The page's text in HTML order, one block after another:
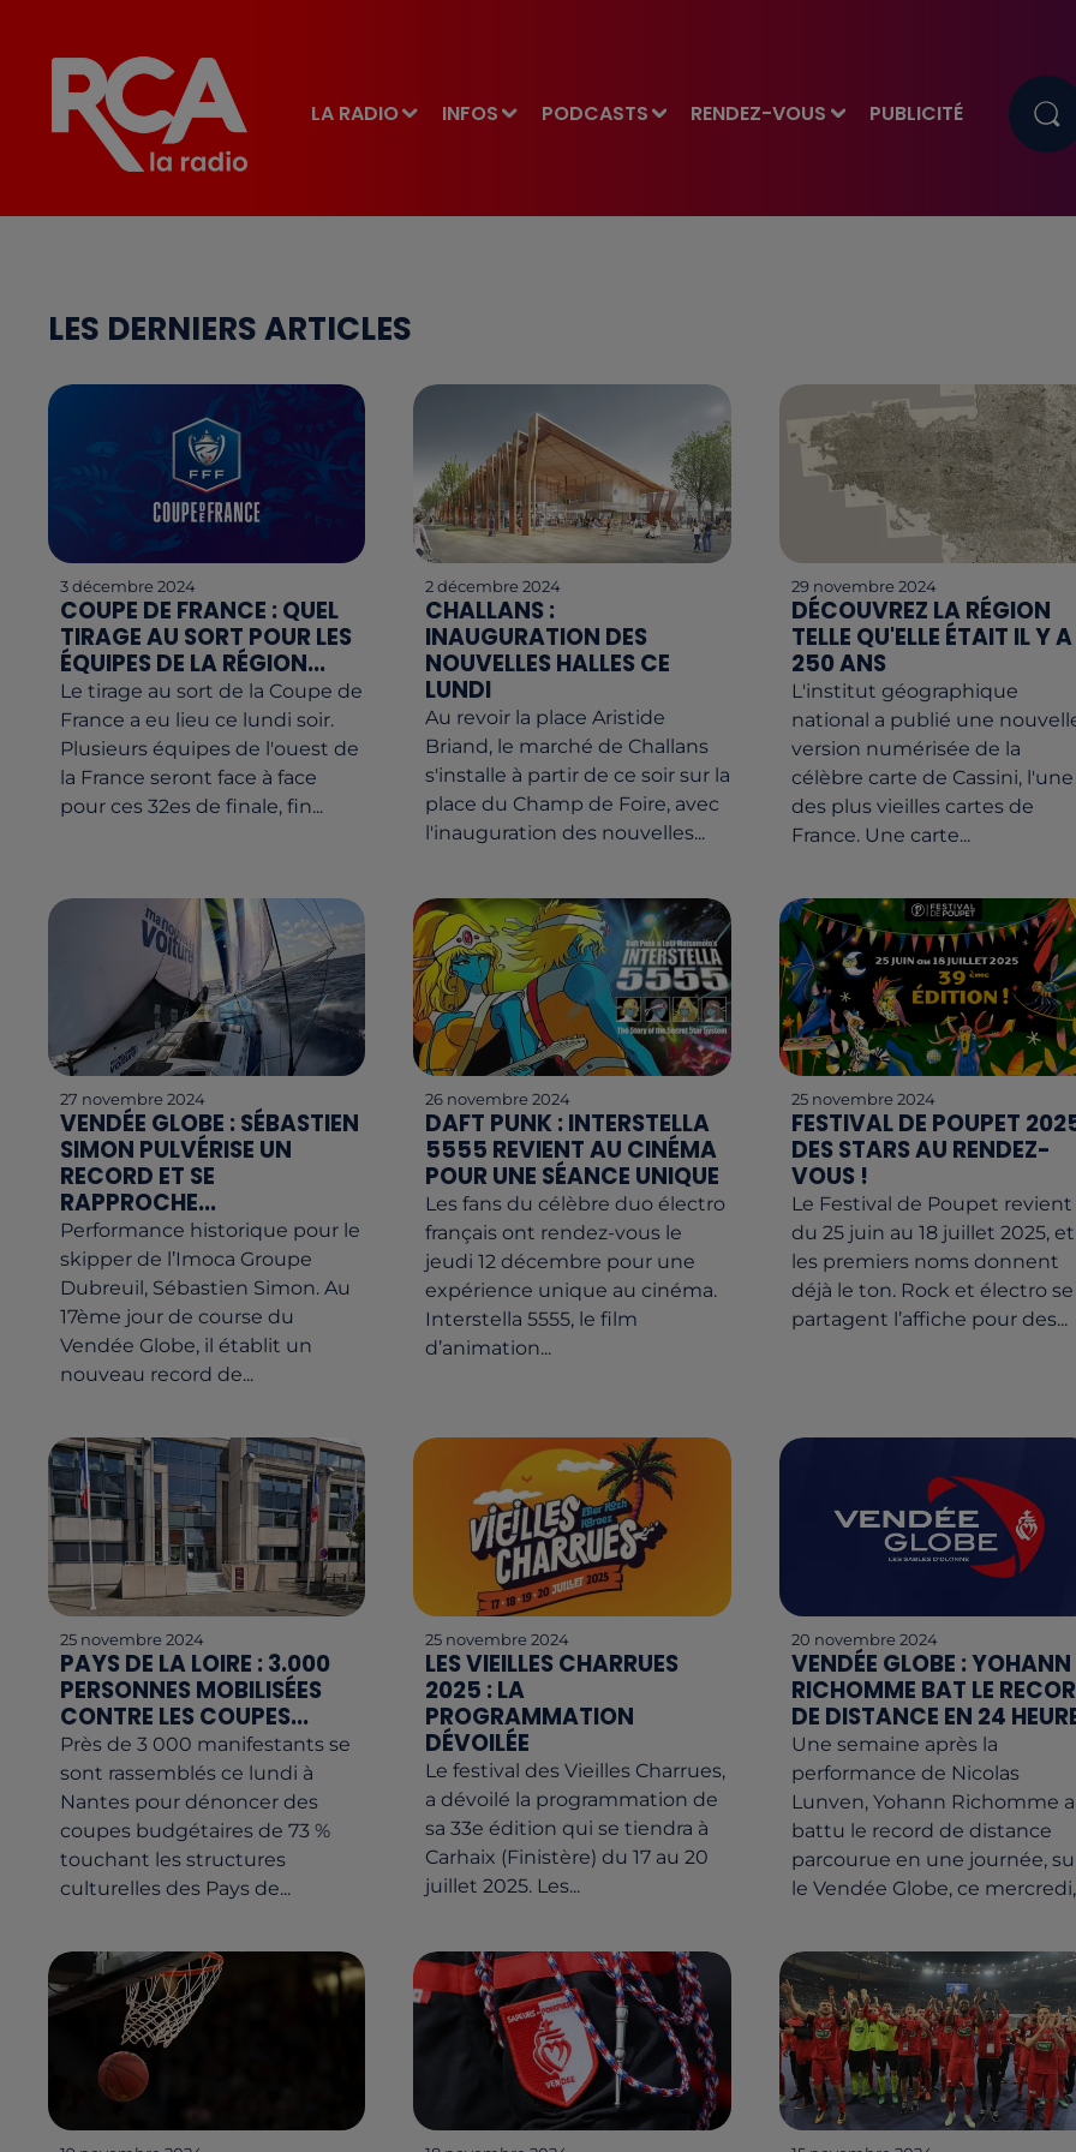
LA RADIO INFOS PODCASTS RENDEZ-VOUS PUBLICITÉ
LES DERNIERS ARTICLES
3 décembre 2024
COUPE DE FRANCE : QUEL
TIRAGE AU SORT POUR LES
ÉQUIPES DE LA RÉGION...
Le tirage au sort de la Coupe de
France a eu lieu ce lundi soir.
Plusieurs équipes de l'ouest de
la France seront face à face
pour ces 32es de finale, fin...
2 décembre 2024
CHALLANS :
INAUGURATION DES
NOUVELLES HALLES CE
LUNDI
Au revoir la place Aristide
Briand, le marché de Challans
s'installe à partir de ce soir sur la
place du Champ de Foire, avec
l'inauguration des nouvelles...
29 novembre 2024
DÉCOUVREZ LA RÉGION
TELLE QU'ELLE ÉTAIT IL Y A
250 ANS
L'institut géographique
national a publié une
version numérisée de la
célèbre carte de Cassini, l'une
des plus vieilles cartes de
France. Une carte...
27 novembre 2024
VENDÉE GLOBE : SÉBASTIEN
SIMON PULVÉRISE UN
RECORD ET SE
RAPPROCHE...
Performance historique pour le
skipper de l’Imoca Groupe
Dubreuil, Sébastien Simon. Au
17ème jour de course du
Vendée Globe, il établit un
nouveau record de...
26 novembre 2024
DAFT PUNK : INTERSTELLA
5555 REVIENT AU CINÉMA
POUR UNE SÉANCE UNIQUE
Les fans du célèbre duo électro
français ont rendez-vous le
jeudi 12 décembre pour une
expérience unique au cinéma.
Interstella 5555, le film
d’animation...
25 novembre 2024
FESTIVAL DE POUPET
DES STARS AU RENDEZ-
VOUS !
Le Festival de Poupet revient
du 25 juin au 18 juillet 2025, et
les premiers noms donnent
déjà le ton. Rock et électro se
partagent l’affiche pour des...
25 novembre 2024
PAYS DE LA LOIRE : 3.000
PERSONNES MOBILISÉES
CONTRE LES COUPES...
Près de 3 000 manifestants se
sont rassemblés ce lundi à
Nantes pour dénoncer des
coupes budgétaires de 73 %
touchant les structures
culturelles des Pays de...
25 novembre 2024
LES VIEILLES CHARRUES
2025 : LA
PROGRAMMATION
DÉVOILÉE
Le festival des Vieilles Charrues,
a dévoilé la programmation de
sa 33e édition qui se tiendra à
Carhaix (Finistère) du 17 au 20
juillet 2025. Les...
20 novembre 2024
VENDÉE GLOBE : YOHANN
RICHOMME BAT LE
DE DISTANCE EN 24
Une semaine après la
performance de Nicolas
Lunven, Yohann Richomme a
battu le record de distance
parcourue en une journée,
le Vendée Globe, ce